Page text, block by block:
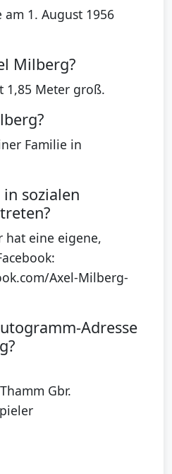
1. August 1956
Milberg?
1,85 Meter groß.
Familie in
sozialen
hat eine eigene,
Axel-Milberg-
Adresse
Gbr.